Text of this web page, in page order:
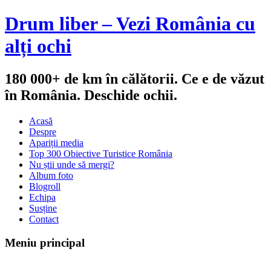
Drum liber – Vezi România cu
alți ochi
180 000+ de km în călătorii. Ce e de văzut
în România. Deschide ochii.
Acasă
Despre
Apariții media
Top 300 Obiective Turistice România
Nu știi unde să mergi?
Album foto
Blogroll
Echipa
Susține
Contact
Meniu principal